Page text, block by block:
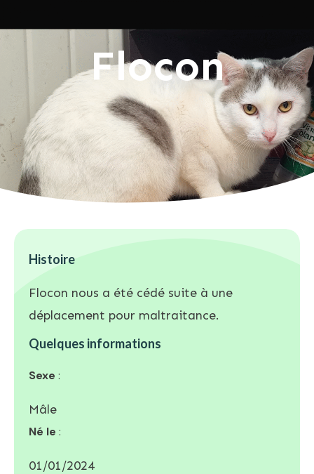
Flocon
Histoire
Flocon nous a été cédé suite à une
déplacement pour maltraitance.
Quelques informations
Sexe :
Mâle
Né le :
01/01/2024